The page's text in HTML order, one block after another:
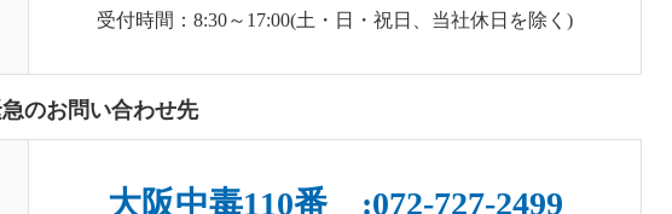
受付時間：8:30～17:00(土・日・祝日、当社休日を除く)
のお問い合わせ先
大阪中毒110番 :072-727-2499